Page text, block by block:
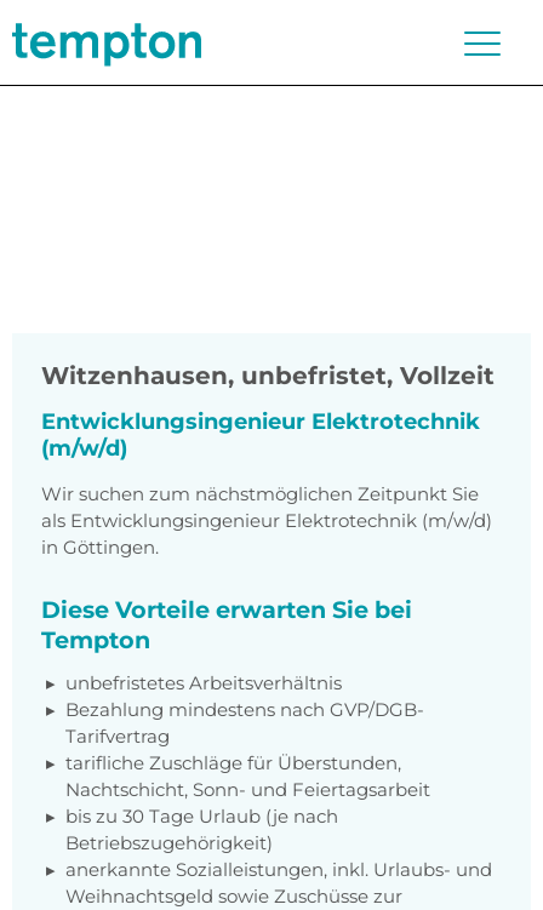
Witzenhausen, unbefristet, Vollzeit
Entwicklungsingenieur Elektrotechnik
(m/w/d)
Wir suchen zum nächstmöglichen Zeitpunkt Sie
als Entwicklungsingenieur Elektrotechnik (m/w/d)
in Göttingen.
Diese Vorteile erwarten Sie bei
Tempton
unbefristetes Arbeitsverhältnis
Bezahlung mindestens nach GVP/DGB-
Tarifvertrag
tarifliche Zuschläge für Überstunden,
Nachtschicht, Sonn- und Feiertagsarbeit
bis zu 30 Tage Urlaub (je nach
Betriebszugehörigkeit)
anerkannte Sozialleistungen, inkl. Urlaubs- und
Weihnachtsgeld sowie Zuschüsse zur